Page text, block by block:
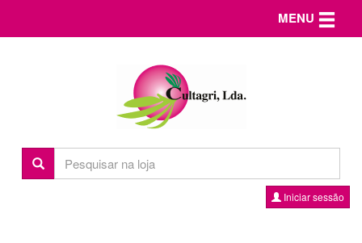
Iniciar sessão
MENU Toggle